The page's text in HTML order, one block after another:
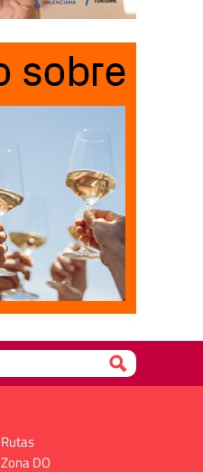
Rutas
Zona DO